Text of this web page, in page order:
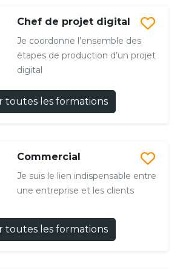
Chef de projet digital
Je coordonne l’ensemble des
étapes de production d’un projet
digital
toutes les formations
Commercial
Je suis le lien indispensable entre
une entreprise et les clients
toutes les formations